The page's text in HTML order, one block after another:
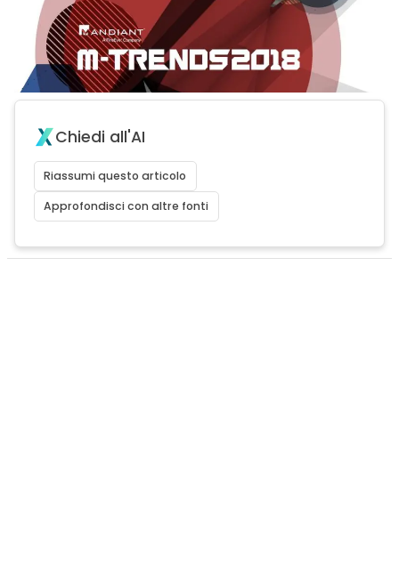
Chiedi all'AI
Riassumi questo articolo
Approfondisci con altre fonti